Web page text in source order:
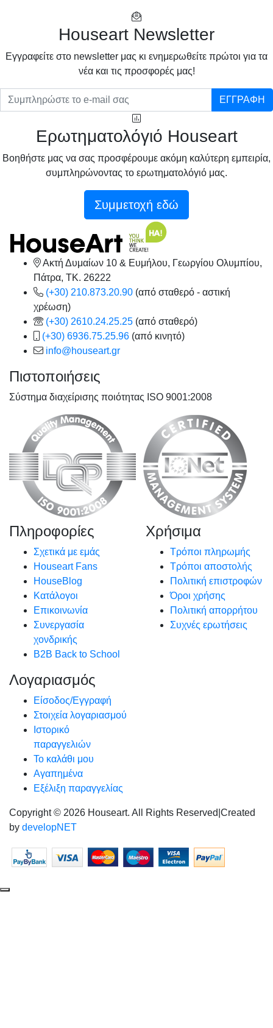
Houseart Newsletter
Eγγραφείτε στο newsletter μας κι ενημερωθείτε πρώτοι για τα
νέα και τις προσφορές μας!
ΕΓΓΡΑΦΗ
Ερωτηματολόγιό Houseart
Βοηθήστε μας να σας προσφέρουμε ακόμη καλύτερη εμπειρία,
συμπληρώνοντας το ερωτηματολόγιό μας.
Συμμετοχή εδώ
Ακτή Δυμαίων 10 & Ευμήλου, Γεωργίου Ολυμπίου,
Πάτρα, TK. 26222
(+30) 210.873.20.90 (από σταθερό - αστική
χρέωση)
(+30) 2610.24.25.25 (από σταθερό)
(+30) 6936.75.25.96 (από κινητό)
info@houseart.gr
Πιστοποιήσεις
Σύστημα διαχείρισης ποιότητας ISO 9001:2008
Πληροφορίες
Σχετικά με εμάς
Houseart Fans
HouseBlog
Κατάλογοι
Επικοινωνία
Συνεργασία
χονδρικής
B2B Back to School
Χρήσιμα
Τρόποι πληρωμής
Τρόποι αποστολής
Πολιτική επιστροφών
Όροι χρήσης
Πολιτική απορρήτου
Συχνές ερωτήσεις
Λογαριασμός
Είσοδος/Εγγραφή
Στοιχεία λογαριασμού
Ιστορικό
παραγγελιών
Το καλάθι μου
Αγαπημένα
Εξέλιξη παραγγελίας
Copyright © 2026 Houseart. All Rights Reserved Created
by developNET